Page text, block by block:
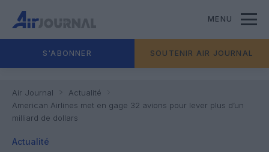
MENU
S'ABONNER SOUTENIR AIR JOURNAL
Air Journal
Actualité
American Airlines met en gage 32 avions pour lever plus d’un
milliard de dollars
Actualité